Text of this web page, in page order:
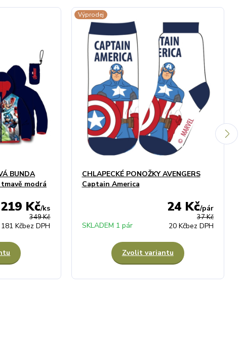
BUNDA
tmavě modrá
349 Kč
219 Kč/ks
181 Kčbez DPH
Výprodej
CHLAPECKÉ PONOŽKY AVENGERS
Captain America
37 Kč
24 Kč/pár
20 Kčbez DPH
SKLADEM 1 pár
Zvolit variantu